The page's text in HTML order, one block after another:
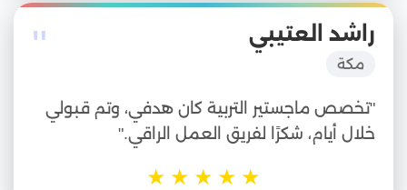
" راشد العتيبي
مكة
"تخصص ماجستير التربية كان هدفي، وتم قبولي
خلال أيام، شكرًا لفريق العمل الراقي."
★
★
★
★
★